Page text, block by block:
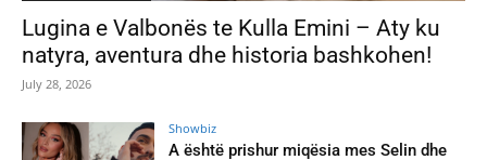
Lugina e Valbonës te Kulla Emini – Aty ku
natyra, aventura dhe historia bashkohen!
July 28, 2026
Showbiz
A është prishur miqësia mes Selin dhe